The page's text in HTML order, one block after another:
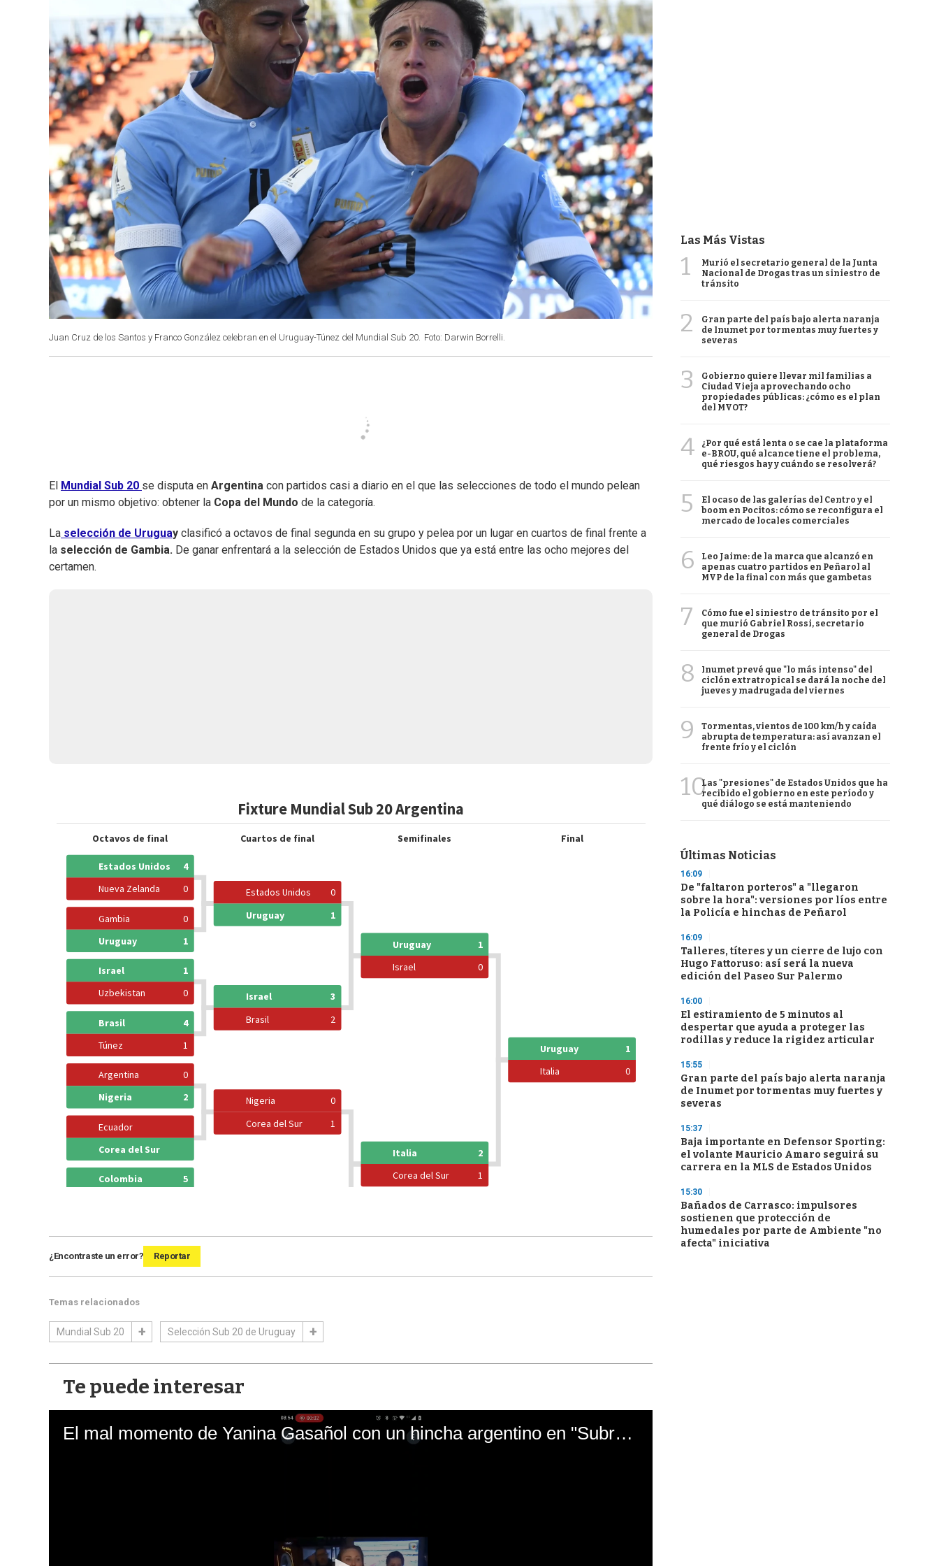
Juan Cruz de los Santos y Franco González celebran en el Uruguay-Túnez del Mundial Sub 20. Foto: Darwin Borrelli.
El Mundial Sub 20 se disputa en Argentina con partidos casi a diario en el que las selecciones de todo el mundo pelean
por un mismo objetivo: obtener la Copa del Mundo de la categoría.
La selección de Uruguay clasificó a octavos de final segunda en su grupo y pelea por un lugar en cuartos de final frente a
la selección de Gambia. De ganar enfrentará a la selección de Estados Unidos que ya está entre las ocho mejores del
certamen.
¿Encontraste un error? Reportar
Temas relacionados
Mundial Sub 20 Selección Sub 20 de Uruguay
Te puede interesar
El mal momento de Yanina Gasañol con un hincha argentino en "Subrayado"
Las Más Vistas
1
Murió el secretario general de la Junta
Nacional de Drogas tras un siniestro de
tránsito
2
Gran parte del país bajo alerta naranja
de Inumet por tormentas muy fuertes y
severas
3
Gobierno quiere llevar mil familias a
Ciudad Vieja aprovechando ocho
propiedades públicas: ¿cómo es el plan
del MVOT?
4
¿Por qué está lenta o se cae la plataforma
e-BROU, qué alcance tiene el problema,
qué riesgos hay y cuándo se resolverá?
5
El ocaso de las galerías del Centro y el
boom en Pocitos: cómo se reconfigura el
mercado de locales comerciales
6
Leo Jaime: de la marca que alcanzó en
apenas cuatro partidos en Peñarol al
MVP de la final con más que gambetas
7
Cómo fue el siniestro de tránsito por el
que murió Gabriel Rossi, secretario
general de Drogas
8
Inumet prevé que "lo más intenso" del
ciclón extratropical se dará la noche del
jueves y madrugada del viernes
9
Tormentas, vientos de 100 km/h y caída
abrupta de temperatura: así avanzan el
frente frío y el ciclón
10Las "presiones" de Estados Unidos que ha
recibido el gobierno en este período y
qué diálogo se está manteniendo
Últimas Noticias
16:09
De "faltaron porteros" a "llegaron
sobre la hora": versiones por líos entre
la Policía e hinchas de Peñarol
16:09
Talleres, títeres y un cierre de lujo con
Hugo Fattoruso: así será la nueva
edición del Paseo Sur Palermo
16:00
El estiramiento de 5 minutos al
despertar que ayuda a proteger las
rodillas y reduce la rigidez articular
15:55
Gran parte del país bajo alerta naranja
de Inumet por tormentas muy fuertes y
severas
15:37
Baja importante en Defensor Sporting:
el volante Mauricio Amaro seguirá su
carrera en la MLS de Estados Unidos
15:30
Bañados de Carrasco: impulsores
sostienen que protección de
humedales por parte de Ambiente "no
afecta" iniciativa